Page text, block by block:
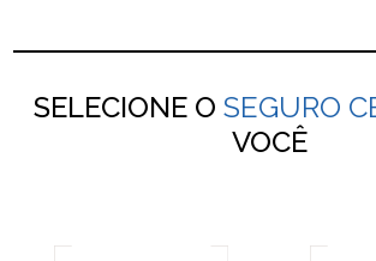
SELECIONE O SEGURO
VOCÊ